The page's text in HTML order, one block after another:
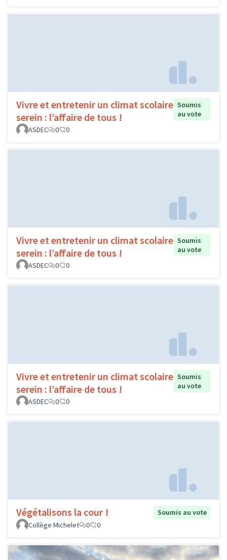
Vivre et entretenir un climat scolaire
serein : l’affaire de tous !
Soumis
au vote
ASDEC
0 0
Vivre et entretenir un climat scolaire
serein : l’affaire de tous !
Soumis
au vote
ASDEC
0 0
Vivre et entretenir un climat scolaire
serein : l’affaire de tous !
Soumis
au vote
ASDEC
0 0
Végétalisons la cour !
Soumis au vote
Collège Michelet
0 0